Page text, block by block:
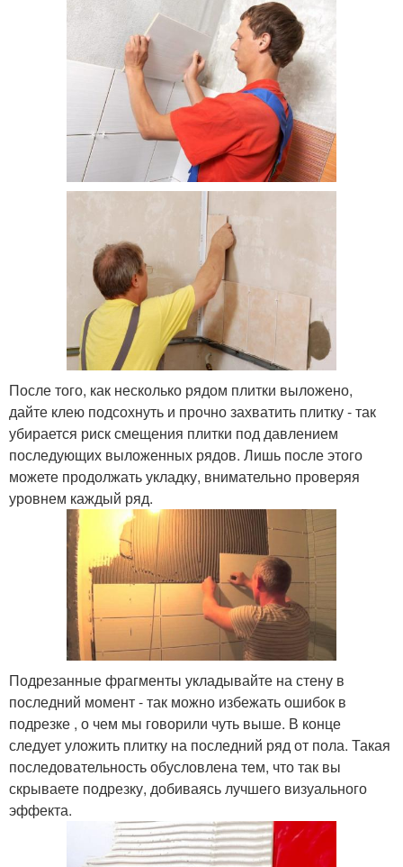
После того, как несколько рядом плитки выложено,
дайте клею подсохнуть и прочно захватить плитку - так
убирается риск смещения плитки под давлением
последующих выложенных рядов. Лишь после этого
можете продолжать укладку, внимательно проверяя
уровнем каждый ряд.
Подрезанные фрагменты укладывайте на стену в
последний момент - так можно избежать ошибок в
подрезке , о чем мы говорили чуть выше. В конце
следует уложить плитку на последний ряд от пола. Такая
последовательность обусловлена тем, что так вы
скрываете подрезку, добиваясь лучшего визуального
эффекта.